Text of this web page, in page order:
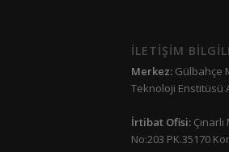
İLETİŞİM
Merkez: Gülbahçe
Teknoloji Enstitüsü
İrtibat Ofisi:
No:203 PK.35170